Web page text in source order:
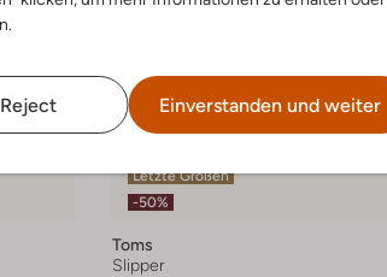
Reject Einverstanden und weiter
Letzte Größen
-50%
Toms
Slipper